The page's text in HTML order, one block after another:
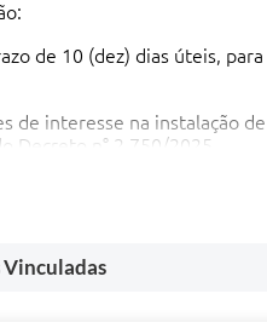
de 10 (dez) dias úteis,
de interesse na instalação
Decreto n° 2.750/2025.
prazos supramencionados,
poderão ser sanadas através